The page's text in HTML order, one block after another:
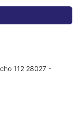
112 28027 -